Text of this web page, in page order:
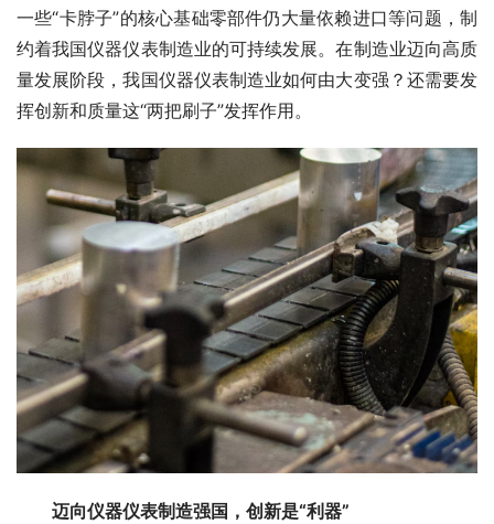
一些“卡脖子”的核心基础零部件仍大量依赖进口等问题，制
约着我国仪器仪表制造业的可持续发展。在制造业迈向高质
量发展阶段，我国仪器仪表制造业如何由大变强？还需要发
挥创新和质量这“两把刷子”发挥作用。
迈向仪器仪表制造强国，创新是“利器”